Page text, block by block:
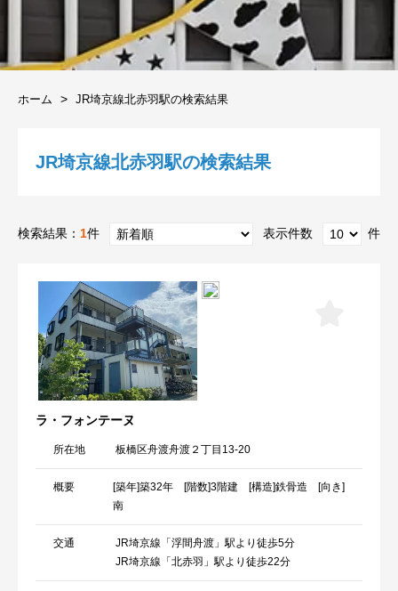
ホーム JR埼京線北赤羽駅の検索結果
JR埼京線北赤羽駅の検索結果
検索結果： 1件 表示件数 件
ラ・フォンテーヌ
所在地 板橋区舟渡舟渡２丁目13-20
概要
[築年]築32年 [階数]3階建 [構造]鉄骨造 [向き]
南
交通
JR埼京線「浮間舟渡」駅より徒歩5分
JR埼京線「北赤羽」駅より徒歩22分